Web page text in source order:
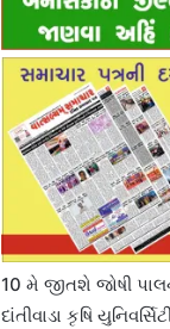
10 મે જીતશે જોષી
દાંતીવાડા કૃષિ